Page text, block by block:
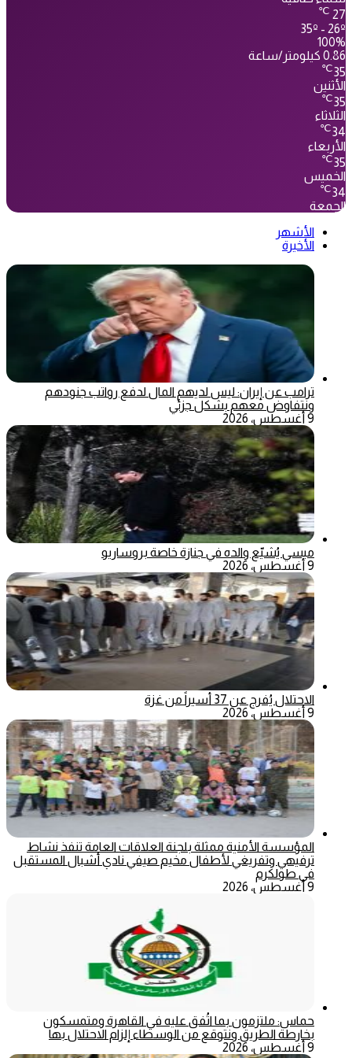
27
℃
35º - 26º
100%
0.86 كيلومتر/ساعة
35
℃
الأثنين
35
℃
الثلاثاء
34
℃
الأربعاء
35
℃
الخميس
34
℃
الجمعة
الأشهر
الأخيرة
ترامب عن إيران: ليس لديهم المال لدفع رواتب جنودهم
ونتفاوض معهم بشكل جزئي
9 أغسطس، 2026
ميسي يُشيّع والده في جنازة خاصة بروساريو
9 أغسطس، 2026
الاحتلال يُفرج عن 37 أسيراً من غزة
9 أغسطس، 2026
المؤسسة الأمنية ممثلة بلجنة العلاقات العامة تنفذ نشاط
ترفيهي وتفريغي لأطفال مخيم صيفي نادي أشبال المستقبل
في طولكرم
9 أغسطس، 2026
حماس: ملتزمون بما اتُفق عليه في القاهرة ومتمسكون
بخارطة الطريق ونتوقع من الوسطاء إلزام الاحتلال بها
9 أغسطس، 2026